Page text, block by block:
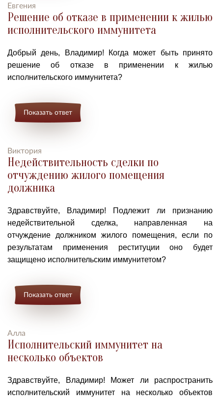
Евгения
Решение об отказе в применении к жилью
исполнительского иммунитета
Добрый день, Владимир! Когда может быть принято
решение об отказе в применении к жилью
исполнительского иммунитета?
Показать ответ
Виктория
Недействительность сделки по
отчуждению жилого помещения
должника
Здравствуйте, Владимир! Подлежит ли признанию
недействительной сделка, направленная на
отчуждение должником жилого помещения, если по
результатам применения реституции оно будет
защищено исполнительским иммунитетом?
Показать ответ
Алла
Исполнительский иммунитет на
несколько объектов
Здравствуйте, Владимир! Может ли распространить
исполнительский иммунитет на несколько объектов